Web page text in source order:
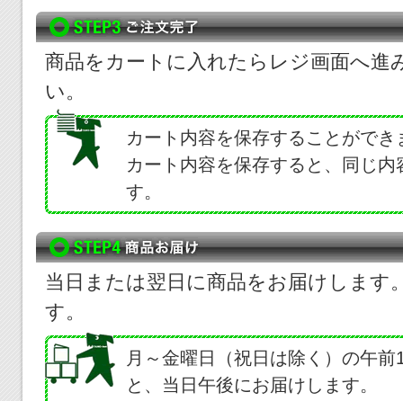
商品をカートに入れたらレジ画面へ進
い。
カート内容を保存することがで
カート内容を保存すると、同じ
す。
当日または翌日に商品をお届けします
す。
月～金曜日（祝日は除く）の午
と、当日午後にお届けします。